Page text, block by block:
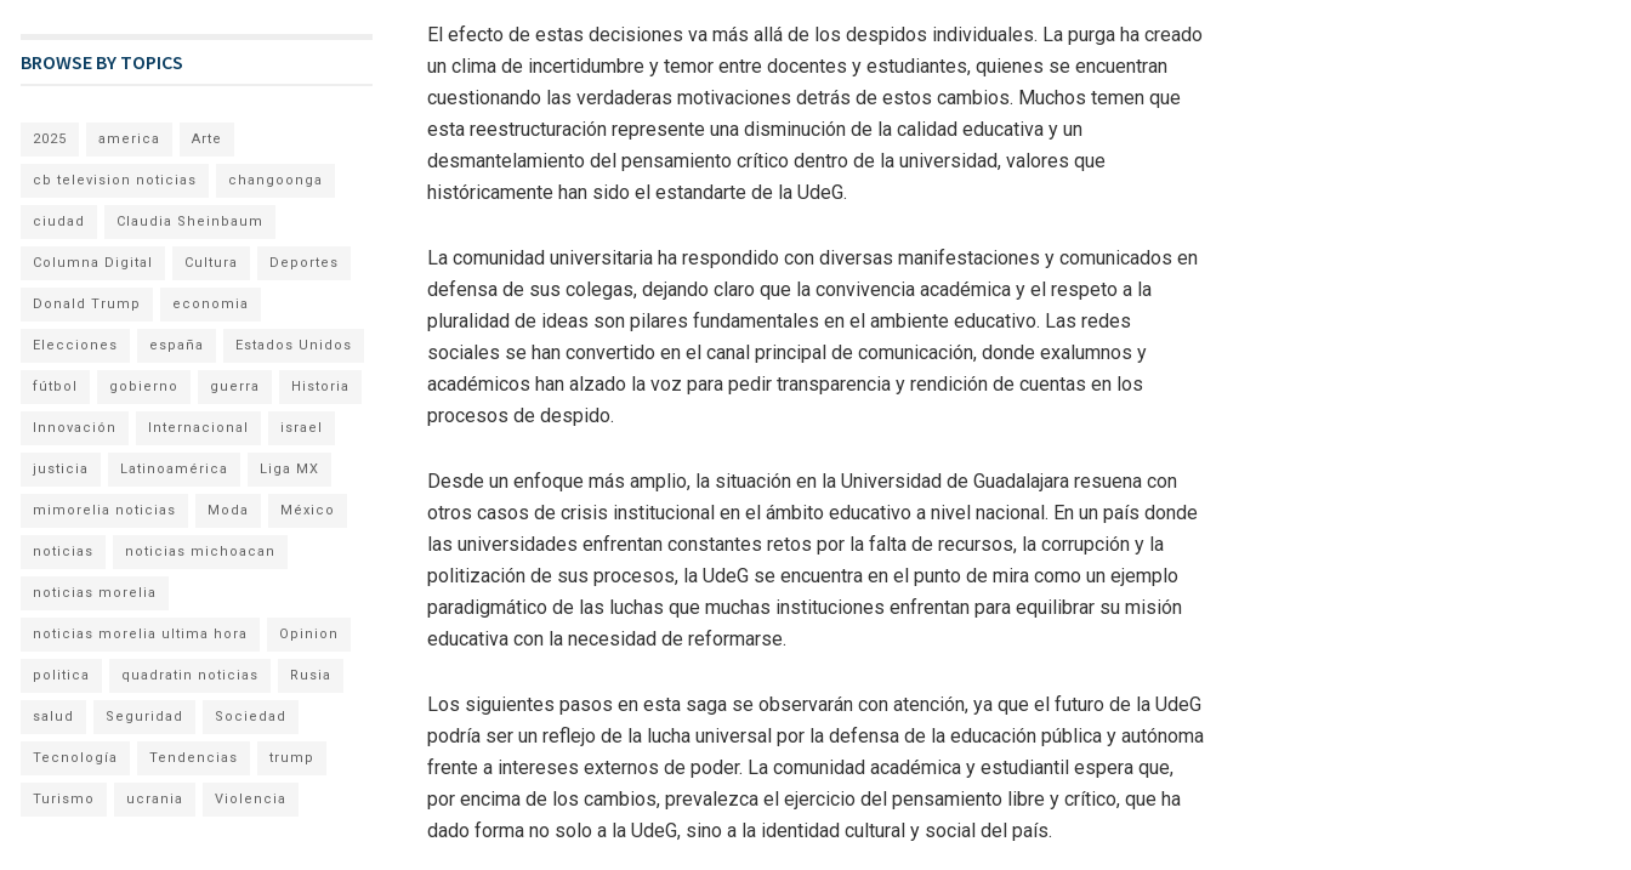
El efecto de estas decisiones va más allá de los despidos individuales. La purga ha creado
un clima de incertidumbre y temor entre docentes y estudiantes, quienes se encuentran
cuestionando las verdaderas motivaciones detrás de estos cambios. Muchos temen que
esta reestructuración represente una disminución de la calidad educativa y un
desmantelamiento del pensamiento crítico dentro de la universidad, valores que
históricamente han sido el estandarte de la UdeG.
La comunidad universitaria ha respondido con diversas manifestaciones y comunicados en
defensa de sus colegas, dejando claro que la convivencia académica y el respeto a la
pluralidad de ideas son pilares fundamentales en el ambiente educativo. Las redes
sociales se han convertido en el canal principal de comunicación, donde exalumnos y
académicos han alzado la voz para pedir transparencia y rendición de cuentas en los
procesos de despido.
Desde un enfoque más amplio, la situación en la Universidad de Guadalajara resuena con
otros casos de crisis institucional en el ámbito educativo a nivel nacional. En un país donde
las universidades enfrentan constantes retos por la falta de recursos, la corrupción y la
politización de sus procesos, la UdeG se encuentra en el punto de mira como un ejemplo
paradigmático de las luchas que muchas instituciones enfrentan para equilibrar su misión
educativa con la necesidad de reformarse.
Los siguientes pasos en esta saga se observarán con atención, ya que el futuro de la UdeG
podría ser un reflejo de la lucha universal por la defensa de la educación pública y autónoma
frente a intereses externos de poder. La comunidad académica y estudiantil espera que,
por encima de los cambios, prevalezca el ejercicio del pensamiento libre y crítico, que ha
dado forma no solo a la UdeG, sino a la identidad cultural y social del país.
BROWSE BY TOPICS
2025 america Arte
cb television noticias changoonga
ciudad Claudia Sheinbaum
Columna Digital Cultura Deportes
Donald Trump economia
Elecciones españa Estados Unidos
fútbol gobierno guerra Historia
Innovación Internacional israel
justicia Latinoamérica Liga MX
mimorelia noticias Moda México
noticias noticias michoacan
noticias morelia
noticias morelia ultima hora Opinion
politica quadratin noticias Rusia
salud Seguridad Sociedad
Tecnología Tendencias trump
Turismo ucrania Violencia